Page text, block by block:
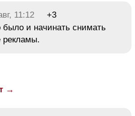
11:12
+3
и начинать снимать
рекламы.
→